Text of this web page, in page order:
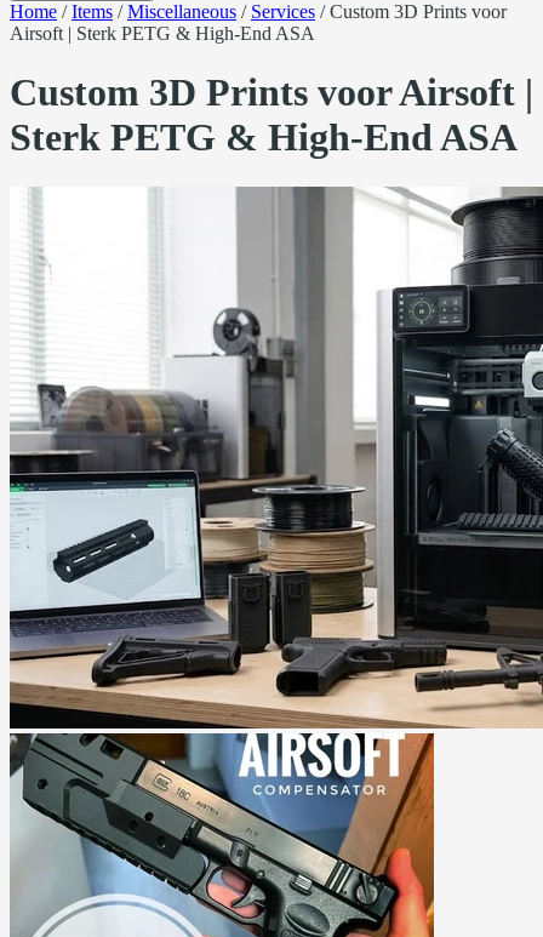
Home /Items /Miscellaneous / Services /Custom 3D Prints voor
Airsoft | Sterk PETG & High-End ASA
Custom 3D Prints voor Airsoft |
Sterk PETG & High-End ASA